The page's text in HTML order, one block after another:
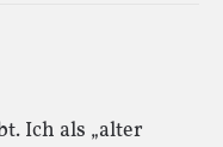
Ich als „alter